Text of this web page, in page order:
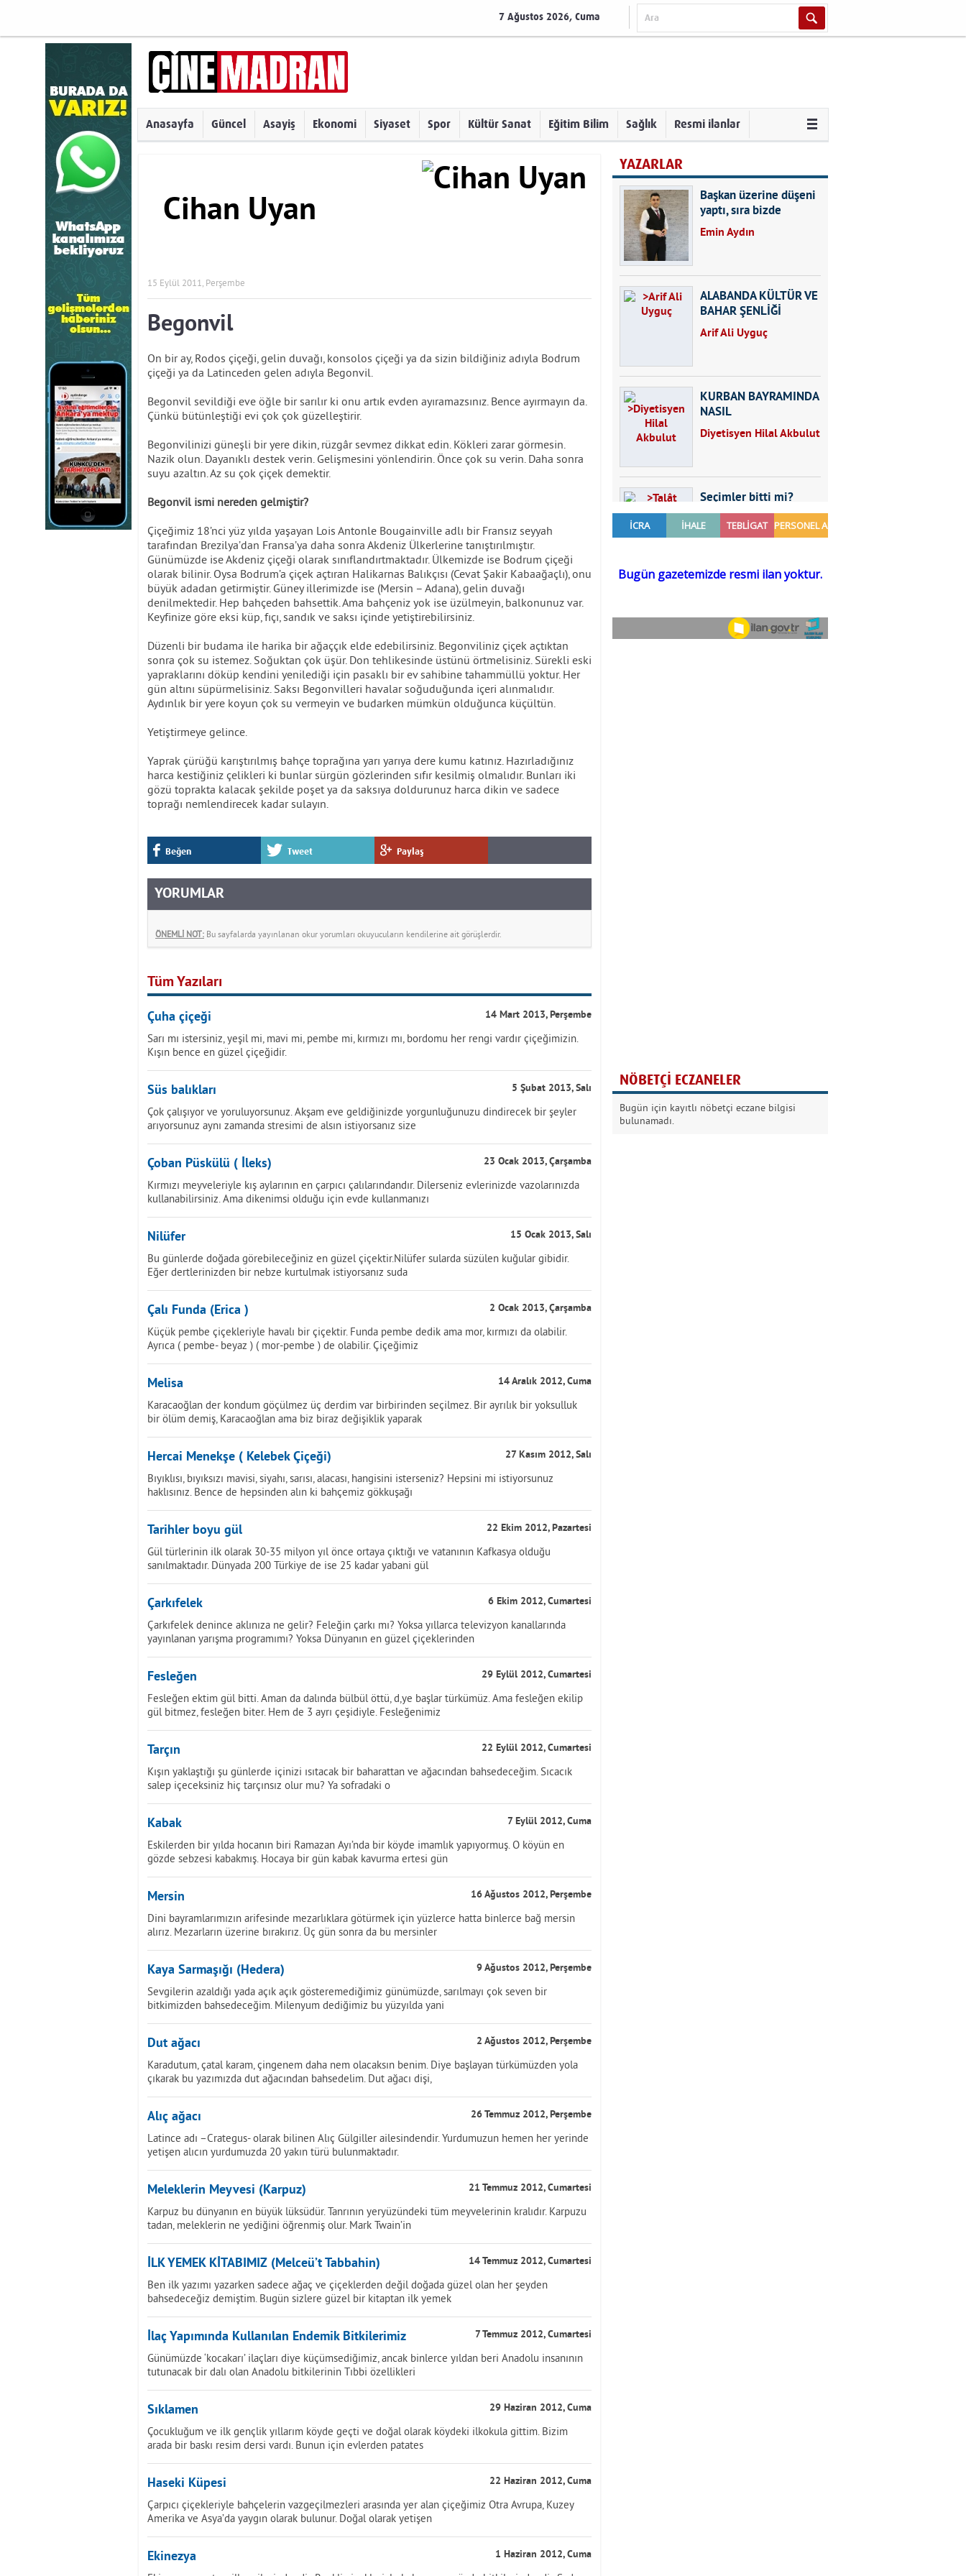
7 Ağustos 2026, Cuma
Anasayfa Güncel Asayiş Ekonomi Siyaset Spor Kültür Sanat Eğitim Bilim Sağlık Resmi ilanlar
Cihan Uyan
15 Eylül 2011, Perşembe
Begonvil
On bir ay, Rodos çiçeği, gelin duvağı, konsolos çiçeği ya da sizin bildiğiniz adıyla Bodrum
çiçeği ya da Latinceden gelen adıyla Begonvil.
Begonvil sevildiği eve öğle bir sarılır ki onu artık evden ayıramazsınız. Bence ayırmayın da.
Çünkü bütünleştiği evi çok çok güzelleştirir.
Begonvilinizi güneşli bir yere dikin, rüzgâr sevmez dikkat edin. Kökleri zarar görmesin.
Nazik olun. Dayanıklı destek verin. Gelişmesini yönlendirin. Önce çok su verin. Daha sonra
suyu azaltın. Az su çok çiçek demektir.
Begonvil ismi nereden gelmiştir?
Çiçeğimiz 18’nci yüz yılda yaşayan Lois Antonle Bougainville adlı bir Fransız seyyah
tarafından Brezilya’dan Fransa’ya daha sonra Akdeniz Ülkerlerine tanıştırılmıştır.
Günümüzde ise Akdeniz çiçeği olarak sınıflandırtmaktadır. Ülkemizde ise Bodrum çiçeği
olarak bilinir. Oysa Bodrum’a çiçek açtıran Halikarnas Balıkçısı (Cevat Şakir Kabaağaçlı), onu
büyük adadan getirmiştir. Güney illerimizde ise (Mersin – Adana), gelin duvağı
denilmektedir. Hep bahçeden bahsettik. Ama bahçeniz yok ise üzülmeyin, balkonunuz var.
Keyfinize göre eksi küp, fıçı, sandık ve saksı içinde yetiştirebilirsiniz.
Düzenli bir budama ile harika bir ağaççık elde edebilirsiniz. Begonviliniz çiçek açtıktan
sonra çok su istemez. Soğuktan çok üşür. Don tehlikesinde üstünü örtmelisiniz. Sürekli eski
yapraklarını döküp kendini yenilediği için pasaklı bir ev sahibine tahammüllü yoktur. Her
gün altını süpürmelisiniz. Saksı Begonvilleri havalar soğuduğunda içeri alınmalıdır.
Aydınlık bir yere koyun çok su vermeyin ve budarken mümkün olduğunca küçültün.
Yetiştirmeye gelince.
Yaprak çürüğü karıştırılmış bahçe toprağına yarı yarıya dere kumu katınız. Hazırladığınız
harca kestiğiniz çelikleri ki bunlar sürgün gözlerinden sıfır kesilmiş olmalıdır. Bunları iki
gözü toprakta kalacak şekilde poşet ya da saksıya doldurunuz harca dikin ve sadece
toprağı nemlendirecek kadar sulayın.
Beğen Tweet Paylaş
YORUMLAR
ÖNEMLİ NOT: Bu sayfalarda yayınlanan okur yorumları okuyucuların kendilerine ait görüşlerdir.
Tüm Yazıları
Çuha çiçeği 14 Mart 2013, Perşembe
Sarı mı istersiniz, yeşil mi, mavi mi, pembe mi, kırmızı mı, bordomu her rengi vardır çiçeğimizin.
Kışın bence en güzel çiçeğidir.
Süs balıkları 5 Şubat 2013, Salı
Çok çalışıyor ve yoruluyorsunuz. Akşam eve geldiğinizde yorgunluğunuzu dindirecek bir şeyler
arıyorsunuz aynı zamanda stresimi de alsın istiyorsanız size
Çoban Püskülü ( İleks) 23 Ocak 2013, Çarşamba
Kırmızı meyveleriyle kış aylarının en çarpıcı çalılarındandır. Dilerseniz evlerinizde vazolarınızda
kullanabilirsiniz. Ama dikenimsi olduğu için evde kullanmanızı
Nilüfer 15 Ocak 2013, Salı
Bu günlerde doğada görebileceğiniz en güzel çiçektir.Nilüfer sularda süzülen kuğular gibidir.
Eğer dertlerinizden bir nebze kurtulmak istiyorsanız suda
Çalı Funda (Erica ) 2 Ocak 2013, Çarşamba
Küçük pembe çiçekleriyle havalı bir çiçektir. Funda pembe dedik ama mor, kırmızı da olabilir.
Ayrıca ( pembe- beyaz ) ( mor-pembe ) de olabilir. Çiçeğimiz
Melisa 14 Aralık 2012, Cuma
Karacaoğlan der kondum göçülmez üç derdim var birbirinden seçilmez. Bir ayrılık bir yoksulluk
bir ölüm demiş, Karacaoğlan ama biz biraz değişiklik yaparak
Hercai Menekşe ( Kelebek Çiçeği) 27 Kasım 2012, Salı
Bıyıklısı, bıyıksızı mavisi, siyahı, sarısı, alacası, hangisini isterseniz? Hepsini mi istiyorsunuz
haklısınız. Bence de hepsinden alın ki bahçemiz gökkuşağı
Tarihler boyu gül 22 Ekim 2012, Pazartesi
Gül türlerinin ilk olarak 30-35 milyon yıl önce ortaya çıktığı ve vatanının Kafkasya olduğu
sanılmaktadır. Dünyada 200 Türkiye de ise 25 kadar yabani gül
Çarkıfelek 6 Ekim 2012, Cumartesi
Çarkıfelek denince aklınıza ne gelir? Feleğin çarkı mı? Yoksa yıllarca televizyon kanallarında
yayınlanan yarışma programımı? Yoksa Dünyanın en güzel çiçeklerinden
Fesleğen 29 Eylül 2012, Cumartesi
Fesleğen ektim gül bitti. Aman da dalında bülbül öttü, d,ye başlar türkümüz. Ama fesleğen ekilip
gül bitmez, fesleğen biter. Hem de 3 ayrı çeşidiyle. Fesleğenimiz
Tarçın 22 Eylül 2012, Cumartesi
Kışın yaklaştığı şu günlerde içinizi ısıtacak bir baharattan ve ağacından bahsedeceğim. Sıcacık
salep içeceksiniz hiç tarçınsız olur mu? Ya sofradaki o
Kabak 7 Eylül 2012, Cuma
Eskilerden bir yılda hocanın biri Ramazan Ayı’nda bir köyde imamlık yapıyormuş. O köyün en
gözde sebzesi kabakmış. Hocaya bir gün kabak kavurma ertesi gün
Mersin 16 Ağustos 2012, Perşembe
Dini bayramlarımızın arifesinde mezarlıklara götürmek için yüzlerce hatta binlerce bağ mersin
alırız. Mezarların üzerine bırakırız. Üç gün sonra da bu mersinler
Kaya Sarmaşığı (Hedera) 9 Ağustos 2012, Perşembe
Sevgilerin azaldığı yada açık açık gösteremediğimiz günümüzde, sarılmayı çok seven bir
bitkimizden bahsedeceğim. Milenyum dediğimiz bu yüzyılda yani
Dut ağacı 2 Ağustos 2012, Perşembe
Karadutum, çatal karam, çingenem daha nem olacaksın benim. Diye başlayan türkümüzden yola
çıkarak bu yazımızda dut ağacından bahsedelim. Dut ağacı dişi,
Alıç ağacı 26 Temmuz 2012, Perşembe
Latince adı –Crategus- olarak bilinen Alıç Gülgiller ailesindendir. Yurdumuzun hemen her yerinde
yetişen alıcın yurdumuzda 20 yakın türü bulunmaktadır.
Meleklerin Meyvesi (Karpuz) 21 Temmuz 2012, Cumartesi
Karpuz bu dünyanın en büyük lüksüdür. Tanrının yeryüzündeki tüm meyvelerinin kralıdır. Karpuzu
tadan, meleklerin ne yediğini öğrenmiş olur. Mark Twain’in
İLK YEMEK KİTABIMIZ (Melceü’t Tabbahin) 14 Temmuz 2012, Cumartesi
Ben ilk yazımı yazarken sadece ağaç ve çiçeklerden değil doğada güzel olan her şeyden
bahsedeceğiz demiştim. Bugün sizlere güzel bir kitaptan ilk yemek
İlaç Yapımında Kullanılan Endemik Bitkilerimiz 7 Temmuz 2012, Cumartesi
Günümüzde ‘kocakarı’ ilaçları diye küçümsediğimiz, ancak binlerce yıldan beri Anadolu insanının
tutunacak bir dalı olan Anadolu bitkilerinin Tıbbi özellikleri
Sıklamen 29 Haziran 2012, Cuma
Çocukluğum ve ilk gençlik yıllarım köyde geçti ve doğal olarak köydeki ilkokula gittim. Bizim
arada bir baskı resim dersi vardı. Bunun için evlerden patates
Haseki Küpesi 22 Haziran 2012, Cuma
Çarpıcı çiçekleriyle bahçelerin vazgeçilmezleri arasında yer alan çiçeğimiz Otra Avrupa, Kuzey
Amerika ve Asya’da yaygın olarak bulunur. Doğal olarak yetişen
Ekinezya 1 Haziran 2012, Cuma
YAZARLAR
Başkan üzerine düşeni
yaptı, sıra bizde
Emin Aydın
ALABANDA KÜLTÜR VE
BAHAR ŞENLİĞİ
Arif Ali Uyguç
KURBAN BAYRAMINDA
NASIL
BESLENMELİYİZ?
Diyetisyen Hilal Akbulut
Seçimler bitti mi?
Talât Yörük
Sezgin MADRAN
Kurban Bayramında
Dikkat!
NÖBETÇİ ECZANELER
Bugün için kayıtlı nöbetçi eczane bilgisi
bulunamadı.